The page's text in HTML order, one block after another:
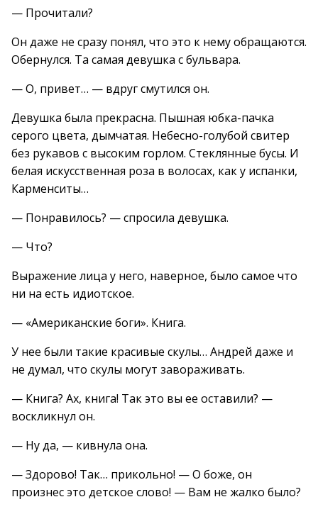
— Прочитали?
Он даже не сразу понял, что это к нему обращаются.
Обернулся. Та самая девушка с бульвара.
— О, привет… — вдруг смутился он.
Девушка была прекрасна. Пышная юбка-пачка
серого цвета, дымчатая. Небесно-голубой свитер
без рукавов с высоким горлом. Стеклянные бусы. И
белая искусственная роза в волосах, как у испанки,
Карменситы…
— Понравилось? — спросила девушка.
— Что?
Выражение лица у него, наверное, было самое что
ни на есть идиотское.
— «Американские боги». Книга.
У нее были такие красивые скулы… Андрей даже и
не думал, что скулы могут завораживать.
— Книга? Ах, книга! Так это вы ее оставили? —
воскликнул он.
— Ну да, — кивнула она.
— Здорово! Так… прикольно! — О боже, он
произнес это детское слово! — Вам не жалко было?